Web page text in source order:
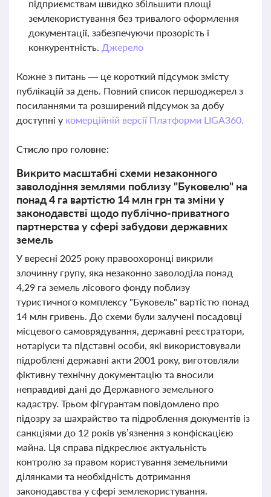
підприємствам швидко збільшити площі
землекористування без тривалого оформлення
документації, забезпечуючи прозорість і
конкурентність. Джерело
Кожне з питань — це короткий підсумок змісту
публікацій за день. Повний список першоджерел з
посиланнями та розширений підсумок за добу
доступні у комерційній версії Платформи LIGA360.
Стисло про головне:
Викрито масштабні схеми незаконного
заволодіння землями поблизу "Буковелю" на
понад 4 га вартістю 14 млн грн та зміни у
законодавстві щодо публічно-приватного
партнерства у сфері забудови державних
земель
У вересні 2025 року правоохоронці викрили
злочинну групу, яка незаконно заволоділа понад
4,29 га земель лісового фонду поблизу
туристичного комплексу "Буковель" вартістю понад
14 млн гривень. До схеми були залучені посадовці
місцевого самоврядування, державні реєстратори,
нотаріуси та підставні особи, які використовували
підроблені державні акти 2001 року, виготовляли
фіктивну технічну документацію та вносили
неправдиві дані до Державного земельного
кадастру. Трьом фігурантам повідомлено про
підозру за шахрайство та підроблення документів із
санкціями до 12 років ув’язнення з конфіскацією
майна. Ця справа підкреслює актуальність
контролю за правом користування земельними
ділянками та необхідність дотримання
законодавства у сфері землекористування.